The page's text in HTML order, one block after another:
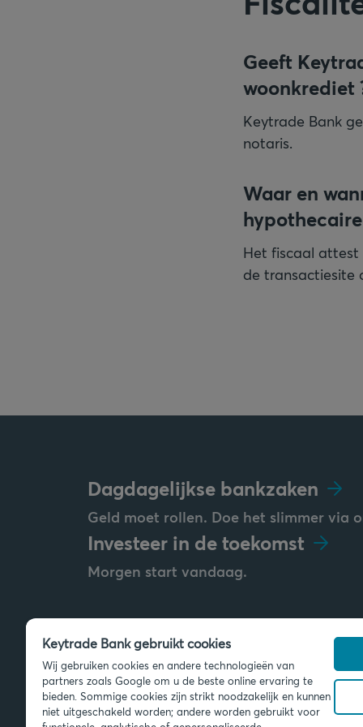
Geeft
woonkrediet
Keytrade Bank
notaris.
Waar en
Het fiscaal attest
de transactiesite
Dagdagelijkse bankzaken
Geld moet rollen. Doe het slimmer via
Investeer in de toekomst
Morgen start vandaag.
Stuur ons een bericht
info@keytradebank.com
Keytrade Bank gebruikt cookies
Wij gebruiken cookies en andere technologieën van
partners zoals Google om u de beste online ervaring te
bieden. Sommige cookies zijn strikt noodzakelijk en kunnen
niet uitgeschakeld worden; andere worden gebruikt voor